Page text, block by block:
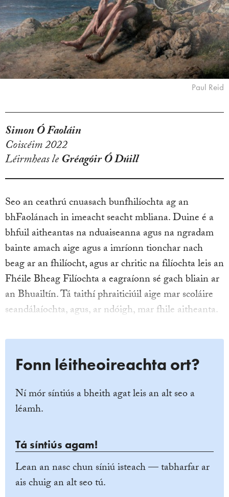
Paul Reid
Simon Ó Faoláin
Coiscéim 2022
Léirmheas leGréagóir Ó Dúill
Seo an ceathrú cnuasach bunfhilíochta ag an
bhFaolánach in imeacht seacht mbliana. Duine é a
bhfuil aitheantas na nduaiseanna agus na ngradam
bainte amach aige agus a imríonn tionchar nach
beag ar an fhilíocht, agus ar chritic na filíochta leis an
Fhéile Bheag Filíochta a eagraíonn sé gach bliain ar
an Bhuailtín. Tá taithí phraiticiúil aige mar scoláire
seandálaíochta, agus, ar ndóigh, mar fhile aitheanta.
Fonn léitheoireachta ort?
Ní mór síntiús a bheith agat leis an alt seo a
léamh.
Tá síntiús agam!
Lean an nasc chun síniú isteach — tabharfar ar
ais chuig an alt seo tú.